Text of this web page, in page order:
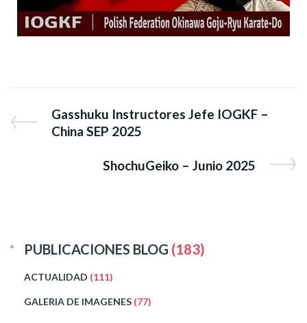
Gasshuku Instructores Jefe IOGKF –
China SEP 2025
ShochuGeiko – Junio 2025
PUBLICACIONES BLOG (183)
ACTUALIDAD (111)
GALERIA DE IMAGENES (77)